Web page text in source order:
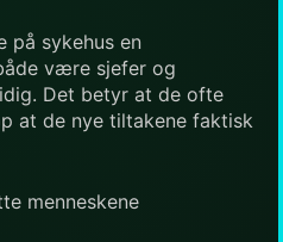
på sykehus en
være sjefer og
Det betyr at de ofte
at de nye tiltakene faktisk
menneskene